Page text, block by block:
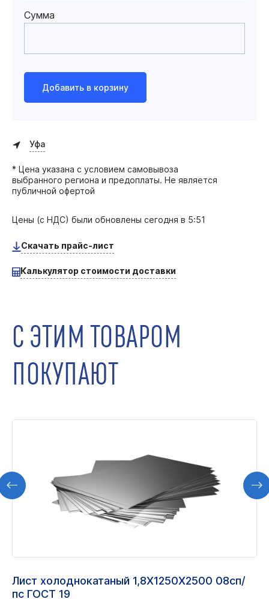
Сумма
Добавить в корзину
Уфа
* Цена указана с условием самовывоза
выбранного региона и предоплаты. Не является
публичной офертой
Цены (с НДС) были обновлены сегодня в 5:51
Скачать прайс-лист
Калькулятор стоимости доставки
С ЭТИМ ТОВАРОМ
ПОКУПАЮТ
Лист холоднокатаный 1,8Х1250Х2500 08сп/
пс ГОСТ 19